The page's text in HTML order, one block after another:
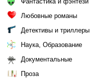
Любовные романы
Детективы и триллеры
Наука, Образование
Документальные
Проза